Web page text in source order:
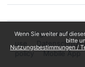
Wenn Sie weiter auf
bitte
Nutzungsbestimmungen /
use
policy
Mobile App